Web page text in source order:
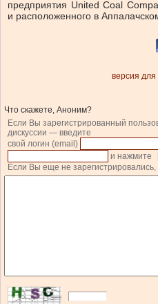
предприятия United Coal
и расположенного в
версия для
Что скажете, Аноним?
Если Вы зарегистрированный
дискуссии — введите
свой логин (email)
и нажмите
Если Вы еще не